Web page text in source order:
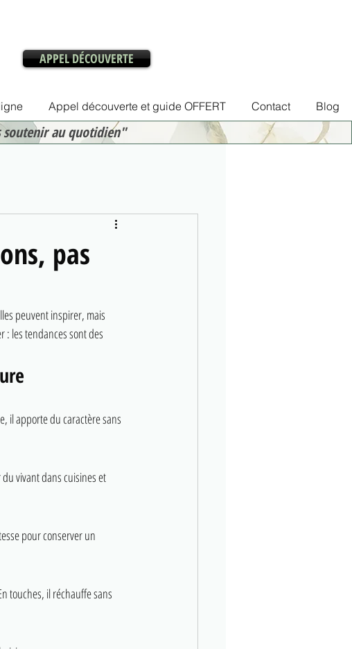
APPEL DÉCOUVERTE
Appel découverte et guide OFFERT Contact Blog
soutenir au quotidien"
pas
peuvent inspirer, mais
: les tendances sont des
il apporte du caractère sans
vivant dans cuisines et
pour conserver un
touches, il réchauffe sans